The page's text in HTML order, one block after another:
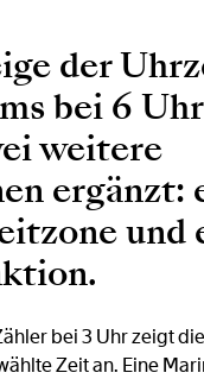
der
bei 6
weitere
ergänzt:
und
bei 3 Uhr zeigt
Zeit an. Eine